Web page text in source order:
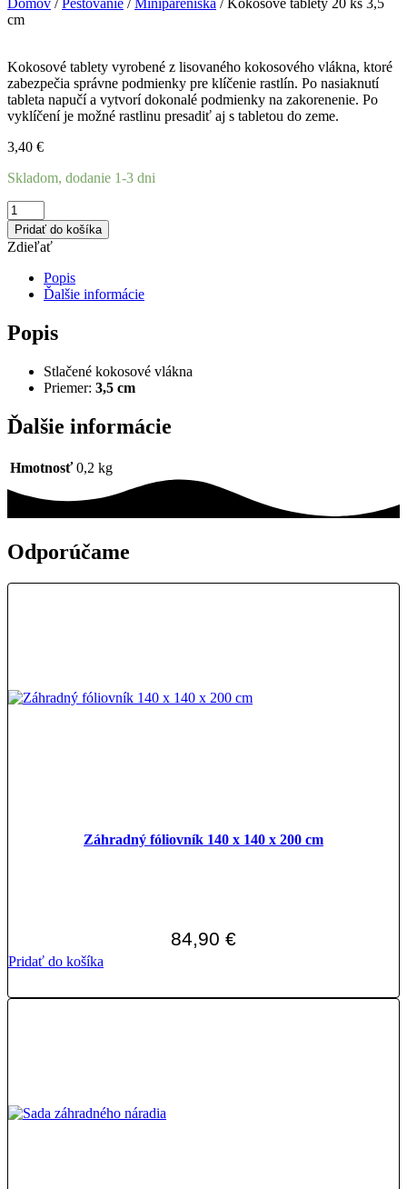
Domov / Pestovanie / Minipareniská / Kokosové tablety 20 ks 3,5
cm
Kokosové tablety vyrobené z lisovaného kokosového vlákna, ktoré
zabezpečia správne podmienky pre klíčenie rastlín. Po nasiaknutí
tableta napučí a vytvorí dokonalé podmienky na zakorenenie. Po
vyklíčení je možné rastlinu presadiť aj s tabletou do zeme.
3,40 €
Skladom, dodanie 1-3 dni
množstvo
Kokosové
tablety
20
Pridať do košíka
Zdieľať
Popis
Ďalšie informácie
Popis
Stlačené kokosové vlákna
Priemer: 3,5 cm
Ďalšie informácie
Hmotnosť 0,2 kg
Odporúčame
Záhradný fóliovník 140 x 140 x 200 cm
84,90 €
Pridať do košíka